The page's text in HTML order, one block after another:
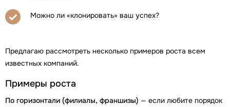
Можно ли «клонировать» ваш успех?
Предлагаю рассмотреть несколько примеров роста всем
известных компаний.
Примеры роста
По горизонтали (филиалы, франшизы) — если любите порядок